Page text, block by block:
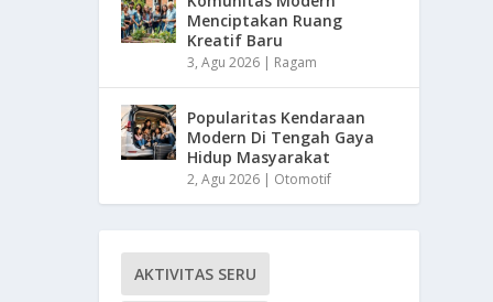
Menciptakan Ruang
Kreatif Baru
3, Agu 2026 | Ragam
Popularitas Kendaraan
Modern Di Tengah Gaya
Hidup Masyarakat
2, Agu 2026 | Otomotif
AKTIVITAS SERU